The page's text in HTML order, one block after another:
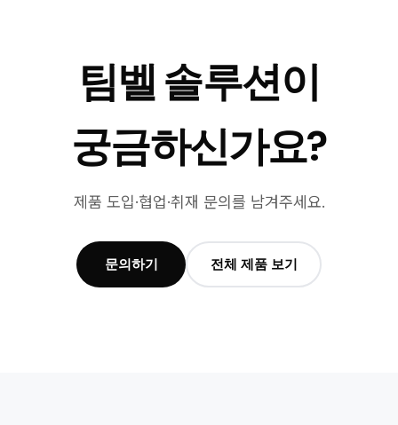
팀벨 솔루션이
궁금하신가요?
제품 도입·협업·취재 문의를 남겨주세요.
문의하기 전체 제품 보기